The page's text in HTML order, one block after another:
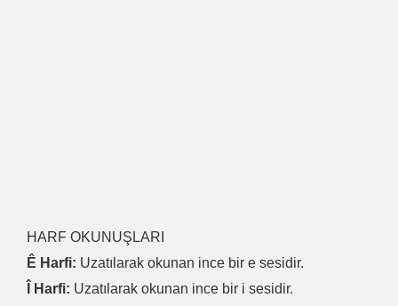
HARF OKUNUŞLARI
Ê Harfi: Uzatılarak okunan ince bir e sesidir.
Î Harfi: Uzatılarak okunan ince bir i sesidir.